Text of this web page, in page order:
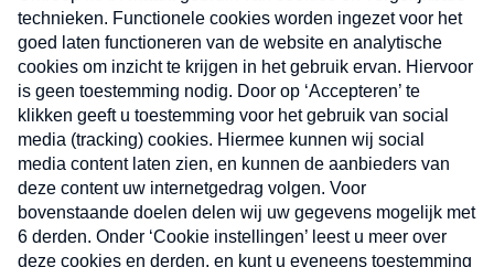
Verzend
Nieuwsbrief